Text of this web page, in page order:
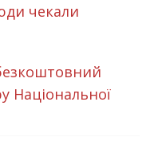
чекали
Національної